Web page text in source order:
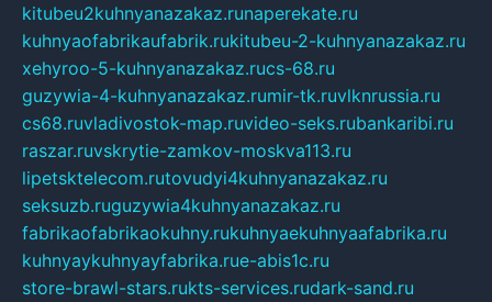
kitubeu2kuhnyanazakaz.runaperekate.ru
kuhnyaofabrikaufabrik.rukitubeu-2-kuhnyanazakaz.ru
xehyroo-5-kuhnyanazakaz.rucs-68.ru
guzywia-4-kuhnyanazakaz.rumir-tk.ruvlknrussia.ru
cs68.ruvladivostok-map.ruvideo-seks.rubankaribi.ru
raszar.ruvskrytie-zamkov-moskva113.ru
lipetsktelecom.rutovudyi4kuhnyanazakaz.ru
seksuzb.ruguzywia4kuhnyanazakaz.ru
fabrikaofabrikaokuhny.rukuhnyaekuhnyaafabrika.ru
kuhnyaykuhnyayfabrika.rue-abis1c.ru
store-brawl-stars.rukts-services.rudark-sand.ru